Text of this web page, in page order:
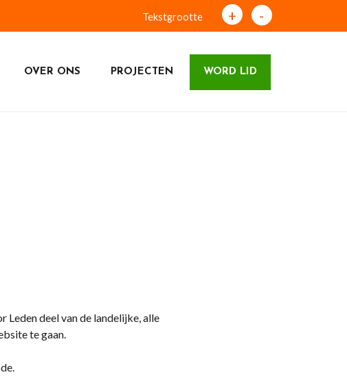
Tekstgrootte + -
OVER ONS PROJECTEN WORD LID
deel van de landelijke, alle
te gaan.